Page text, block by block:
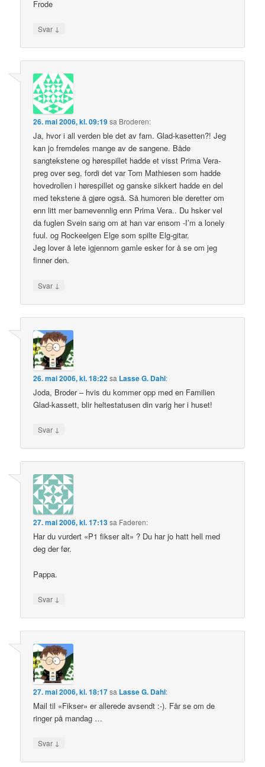
Frode
Svar ↓
26. mai 2006, kl. 09:19sa Broderen:
Ja, hvor i all verden ble det av fam. Glad-kasetten?! Jeg
kan jo fremdeles mange av de sangene. Både
sangtekstene og hørespillet hadde et visst Prima Vera-
preg over seg, fordi det var Tom Mathiesen som hadde
hovedrollen i hørespillet og ganske sikkert hadde en del
med tekstene å gjøre også. Så humoren ble deretter om
enn litt mer barnevennlig enn Prima Vera.. Du hsker vel
da fuglen Svein sang om at han var ensom -I’m a lonely
fuul. og Rockeelgen Elge som spilte Elg-gitar.
Jeg lover å lete igjennom gamle esker for å se om jeg
finner den.
Svar ↓
26. mai 2006, kl. 18:22sa Lasse G. Dahl:
Joda, Broder – hvis du kommer opp med en Familien
Glad-kassett, blir heltestatusen din varig her i huset!
Svar ↓
27. mai 2006, kl. 17:13sa Faderen:
Har du vurdert «P1 fikser alt» ? Du har jo hatt hell med
deg der før.
Pappa.
Svar ↓
27. mai 2006, kl. 18:17sa Lasse G. Dahl:
Mail til «Fikser» er allerede avsendt :-). Får se om de
ringer på mandag …
Svar ↓